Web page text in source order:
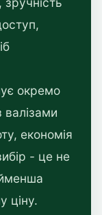
окремо
економія
- це не
ціну.